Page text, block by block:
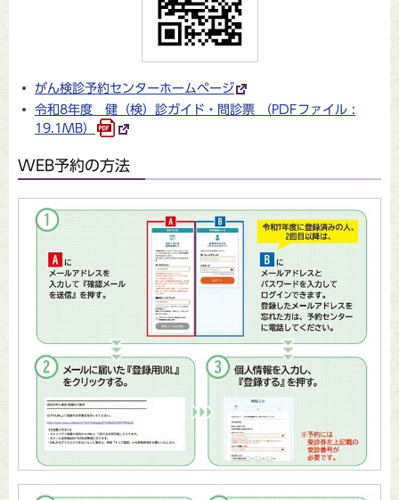
がん検診予約センターホームページ
令和8年度 健（検）診ガイド・問診票 （PDFファイル :
19.1MB）
WEB予約の方法